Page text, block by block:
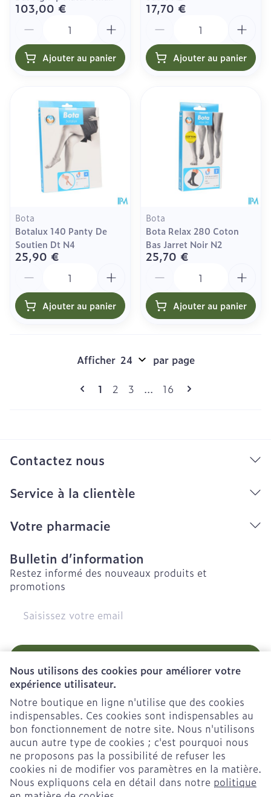
Nous utilisons des cookies pour améliorer votre
expérience utilisateur.
Notre boutique en ligne n'utilise que des cookies
indispensables. Ces cookies sont indispensables au
bon fonctionnement de notre site. Nous n'utilisons
aucun autre type de cookies ; c'est pourquoi nous
ne proposons pas la possibilité de refuser les
cookies ni de modifier vos paramètres en la matière.
Nous expliquons cela en détail dans notre politique
103,00 €
Ajouter au panier
17,70 €
Ajouter au panier
Bota
Botalux 140 Panty De
Soutien Dt N4
25,90 €
Ajouter au panier
Bota
Bota Relax 280 Coton
Bas Jarret Noir N2
25,70 €
Ajouter au panier
Vous lisez actuellement la page
1 Page
2 Page
3 ... Page
16
Afficher par page
Contactez nous
Service à la clientèle
Votre pharmacie
Bulletin d’information
Restez informé des nouveaux produits et
promotions
En cliquant sur s'abonner, vous vous abonnez à notre
newsletter et acceptez notre
politique de confidentialité
Liens légaux